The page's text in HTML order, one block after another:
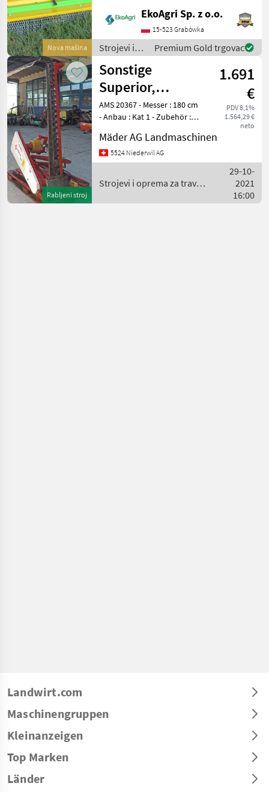
Nova mašina
Rotationsschneider ist ein
vielseitig einsetzbares
Arbeitsgerät für die
Grünlandpflege,
EkoAgri Sp. z o.o.
15-523 Grabówka
Strojevi i
oprema za
travu i
baliranje /
Sonstige
Premium Gold trgovac
Rabljeni stroj
Sonstige
Superior,
Heckdoppelmesserbalken
Micro 394 DA
1.691
€
PDV 8,1%
1.564,29 €
neto
AMS 20367 - Messer : 180 cm
- Anbau : Kat 1 - Zubehör :
Gribaldi+Salvia - Gewicht :
ca. 260 kg - Jahrgang : 2007
- Farbe : rot - Z
Mäder AG Landmaschinen
5524 Niederwil AG
Strojevi i oprema za travu i
29-10-
2021
16:00
Landwirt.com
Maschinengruppen
Kleinanzeigen
Top Marken
Länder